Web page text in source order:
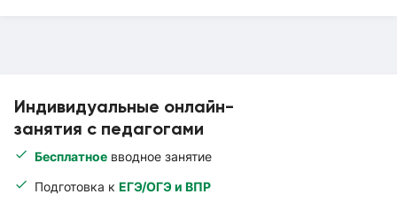
Индивидуальные онлайн-
занятия с педагогами
Бесплатное вводное занятие
Подготовка к ЕГЭ/ОГЭ и ВПР